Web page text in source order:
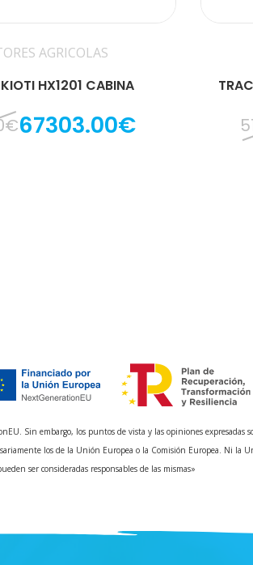
AGRICOLAS
HX1201 CABINA
67303.00€
Sin embargo, los puntos de vista y las opiniones expresadas
los de la Unión Europea o la Comisión Europea. Ni la
ser consideradas responsables de las mismas»